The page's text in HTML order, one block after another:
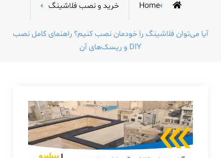
Home خرید و نصب فلاشینگ
آیا می‌توان فلاشینگ را خودمان نصب کنیم؟ راهنمای کامل نصب
DIY و ریسک‌های آن